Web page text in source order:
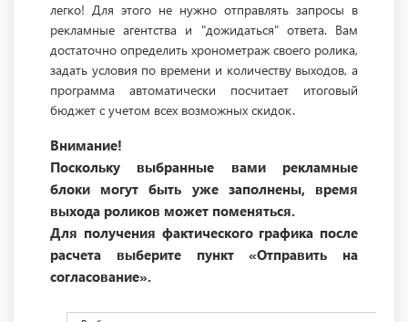
легко! Для этого не нужно отправлять запросы в
рекламные агентства и "дожидаться" ответа. Вам
достаточно определить хронометраж своего ролика,
задать условия по времени и количеству выходов, а
программа автоматически посчитает итоговый
бюджет с учетом всех возможных скидок.
Внимание!
Поскольку выбранные вами рекламные
блоки могут быть уже заполнены, время
выхода роликов может поменяться.
Для получения фактического графика после
расчета выберите пункт «Отправить на
согласование».